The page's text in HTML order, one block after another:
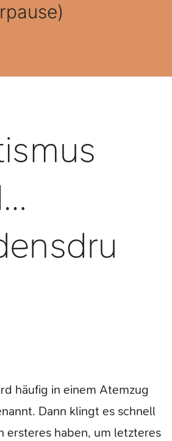
häufig in einem Atemzug
Dann klingt es schnell
ersteres haben, um letzteres